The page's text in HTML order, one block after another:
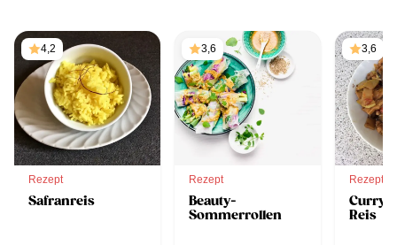
4,2
Rezept
Safranreis
3,6
Rezept
Beauty-
Sommerrollen
3,6
Rezept
Curry-
Reis